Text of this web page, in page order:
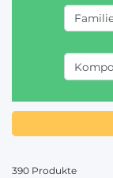
390 Produkte